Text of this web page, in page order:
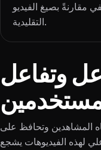
مقارنةً بصيغ الفيديو
التقليدية.
وتفاعل
الغامرة انتباه المشاهدين وتحافظ على
لهذه الفيديوهات يشجع